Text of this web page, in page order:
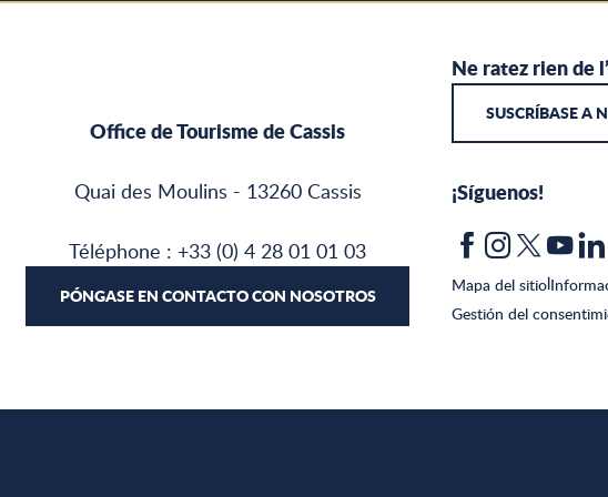
Office de Tourisme de Cassis
Quai des Moulins - 13260 Cassis
Téléphone : +33 (0) 4 28 01 01 03
PÓNGASE EN CONTACTO CON NOSOTROS
Ne ratez rien de
SUSCRÍBASE A
¡Síguenos!
Mapa del sitio|
Gestión del